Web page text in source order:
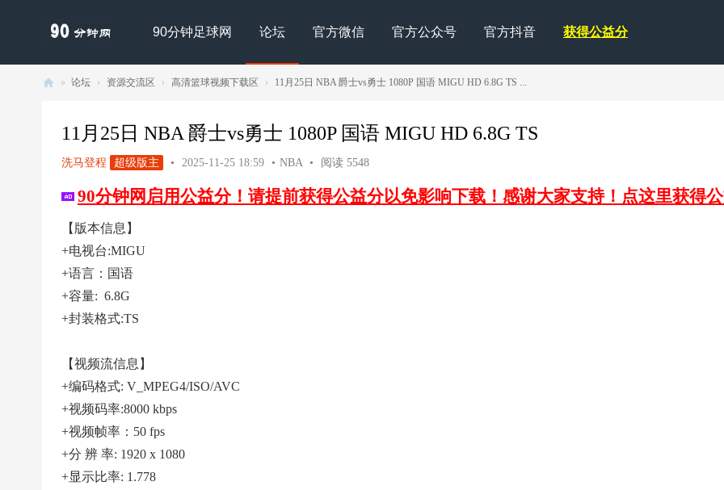
90分钟足球网 论坛 官方微信 官方公众号 官方抖音 获得公益分
» 论坛 › 资源交流区 › 高清篮球视频下载区 › 11月25日 NBA 爵士vs勇士 1080P 国语 MIGU HD 6.8G TS ...
11月25日 NBA 爵士vs勇士 1080P 国语 MIGU HD 6.8G TS
洗马登程 超级版主 • 2025-11-25 18:59 • NBA • 阅读 5548
90分钟网启用公益分！请提前获得公益分以免影响下载！感谢大家支持！点这里获得
【版本信息】
+电视台:MIGU
+语言：国语
+容量: 6.8G
+封装格式:TS
【视频流信息】
+编码格式: V_MPEG4/ISO/AVC
+视频码率:8000 kbps
+视频帧率：50 fps
+分 辨 率: 1920 x 1080
+显示比率: 1.778